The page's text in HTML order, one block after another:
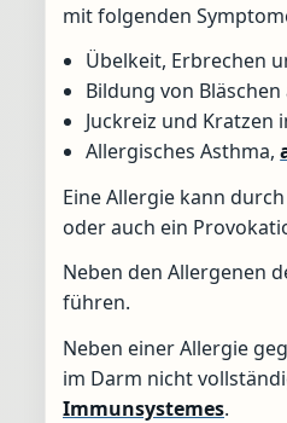
mit folgenden
Übelkeit, Erbrechen
Bildung von
Juckreiz und Kratzen
Allergisches Asthma,
Eine Allergie kann
oder auch ein
Neben den Allergenen
führen.
Neben einer Allergie
im Darm nicht
Immunsystemes.